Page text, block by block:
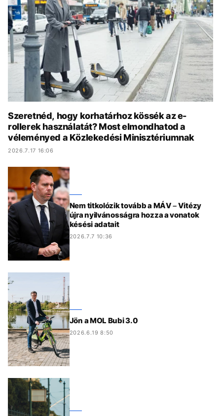
KÖZÉLET UTAZÁS
ÉLETMÓD DESIGN
BESZÉLGETÉSEK ARCOK
VIDEÓ TÖRTÉNETEK
GASZTRO
Szeretnéd, hogy korhatárhoz kössék az e-
rollerek használatát? Most elmondhatod a
véleményed a Közlekedési Minisztériumnak
2026.7.17 16:06
Nem titkolózik tovább a MÁV – Vitézy
újra nyilvánosságra hozza a vonatok
késési adatait
2026.7.7 10:36
Jön a MOL Bubi 3.0
2026.6.19 8:50